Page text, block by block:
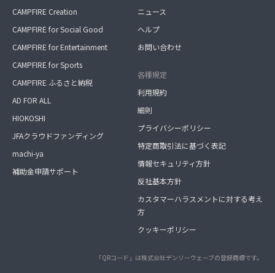
CAMPFIRE Creation
CAMPFIRE for Social Good
CAMPFIRE for Entertainment
CAMPFIRE for Sports
CAMPFIRE ふるさと納税
AD FOR ALL
HIOKOSHI
JFAクラウドファンディング
machi-ya
補助金申請サポート
ニュース
ヘルプ
お問い合わせ
各種規定
利用規約
細則
プライバシーポリシー
特定商取引法に基づく表記
情報セキュリティ方針
反社基本方針
カスタマーハラスメントに対する考え
方
クッキーポリシー
「QRコード」は株式会社デンソーウェーブの登録商標です。